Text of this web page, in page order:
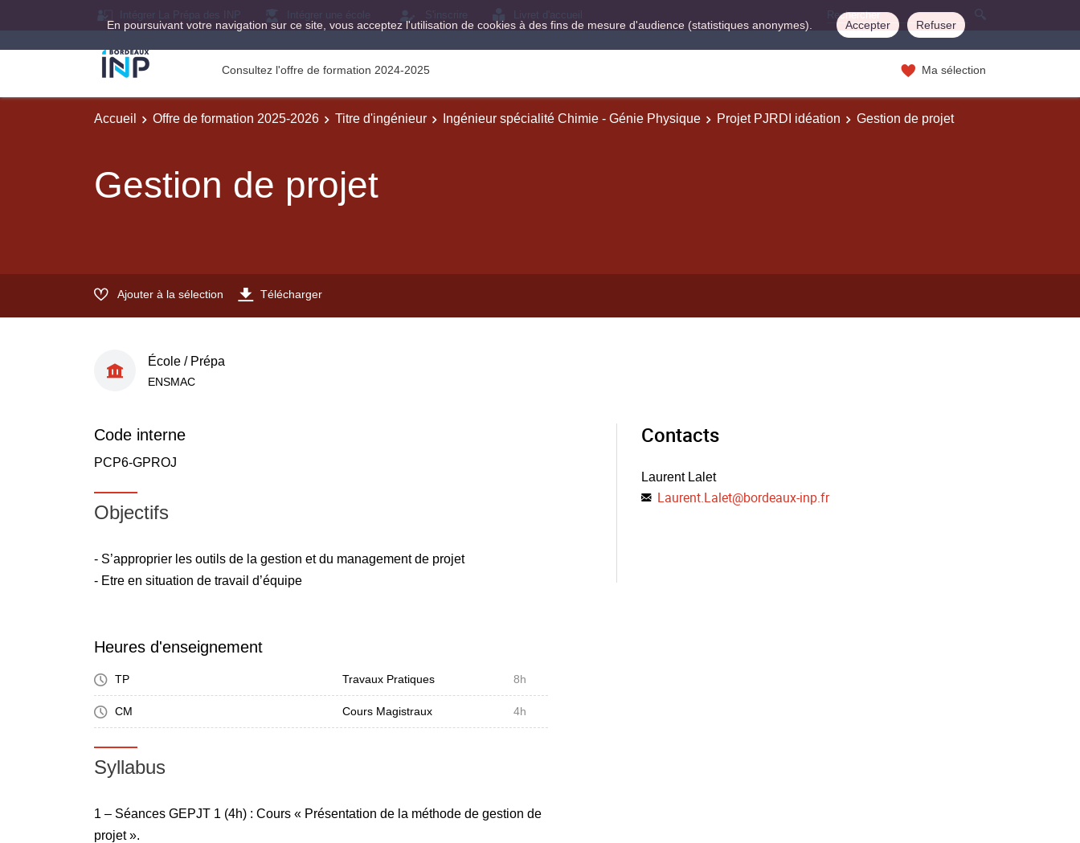
En poursuivant votre navigation sur ce site, vous acceptez l'utilisation de cookies à des fins de mesure d'audience (statistiques anonymes). Accepter Refuser
Consultez l'offre de formation 2024-2025 Ma sélection
Accueil Offre de formation 2025-2026 Titre d'ingénieur Ingénieur spécialité Chimie - Génie Physique Projet PJRDI idéation Gestion de projet
Gestion de projet
Ajouter à la sélection Télécharger
École / Prépa
ENSMAC
Code interne
PCP6-GPROJ
Objectifs
- S’approprier les outils de la gestion et du management de projet
- Etre en situation de travail d’équipe
Heures d'enseignement
TP Travaux Pratiques 8h
CM Cours Magistraux 4h
Syllabus
1 – Séances GEPJT 1 (4h) : Cours « Présentation de la méthode de gestion de
projet ».
Contacts
Laurent Lalet
Laurent.Lalet@bordeaux-inp.fr